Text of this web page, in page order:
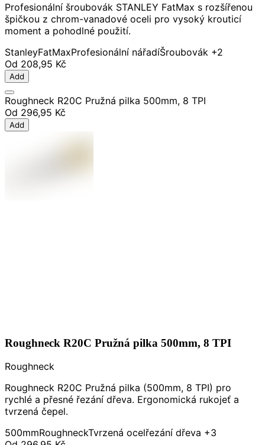
Profesionální šroubovák STANLEY FatMax s rozšířenou
špičkou z chrom-vanadové oceli pro vysoký krouticí
moment a pohodlné použití.
StanleyFatMaxProfesionální nářadíŠroubovák +2
Od 208,95 Kč
Add
Roughneck R20C Pružná pilka 500mm, 8 TPI
Od 296,95 Kč
Add
Roughneck R20C Pružná pilka 500mm, 8 TPI
Roughneck
Roughneck R20C Pružná pilka (500mm, 8 TPI) pro
rychlé a přesné řezání dřeva. Ergonomická rukojeť a
tvrzená čepel.
500mmRoughneckTvrzená ocelřezání dřeva +3